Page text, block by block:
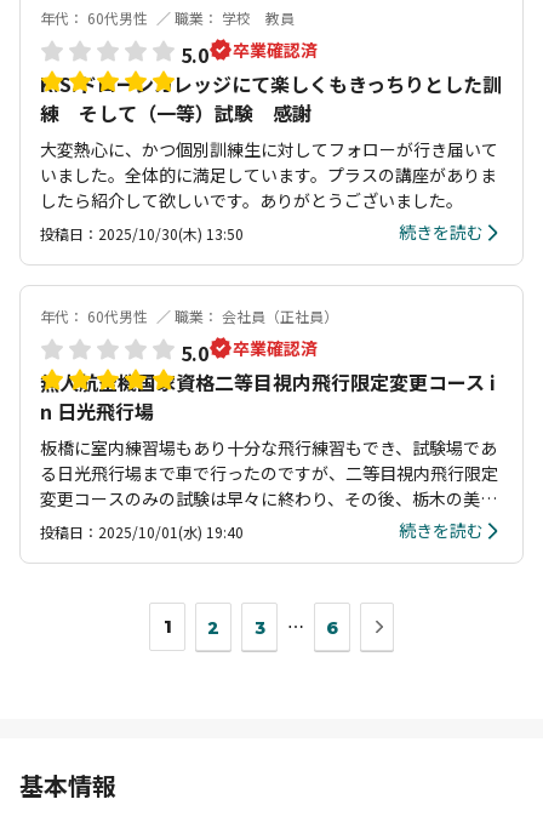
年代： 60代男性 職業： 学校 教員
5.0 卒業確認済
K.S.ドローンカレッジにて楽しくもきっちりとした訓
練 そして（一等）試験 感謝
大変熱心に、かつ個別訓練生に対してフォローが行き届いて
いました。全体的に満足しています。プラスの講座がありま
したら紹介して欲しいです。ありがとうございました。
投稿日：2025/10/30(木) 13:50 続きを読む
年代： 60代男性 職業： 会社員（正社員）
5.0 卒業確認済
無人航空機国家資格二等目視内飛行限定変更コース i
n 日光飛行場
板橋に室内練習場もあり十分な飛行練習もでき、試験場であ
る日光飛行場まで車で行ったのですが、二等目視内飛行限定
変更コースのみの試験は早々に終わり、その後、栃木の美味
しい食事(ラーメン)、温泉や地元野菜、果物を購入、快適な
観光も楽しめました。
投稿日：2025/10/01(水) 19:40 続きを読む
1 2 3 ⋯ 6
次
基本情報